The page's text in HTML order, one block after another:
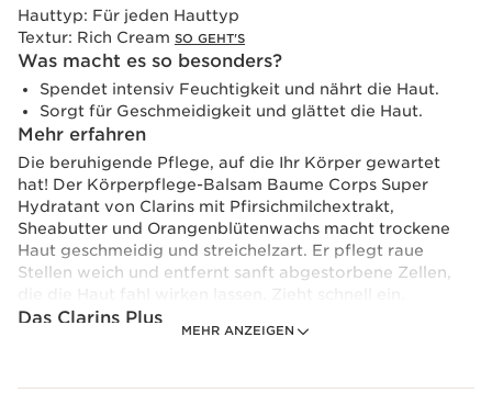
MEHR ANZEIGEN
Hauttyp: Für jeden Hauttyp
Textur: Rich Cream SO GEHT'S
Was macht es so besonders?
Spendet intensiv Feuchtigkeit und nährt die Haut.
Sorgt für Geschmeidigkeit und glättet die Haut.
Mehr erfahren
Die beruhigende Pflege, auf die Ihr Körper gewartet
hat! Der Körperpflege-Balsam Baume Corps Super
Hydratant von Clarins mit Pfirsichmilchextrakt,
Sheabutter und Orangenblütenwachs macht trockene
Haut geschmeidig und streichelzart. Er pflegt raue
Stellen weich und entfernt sanft abgestorbene Zellen,
die die Haut fahl wirken lassen. Zieht schnell ein.
Das Clarins Plus
Ursprungs.